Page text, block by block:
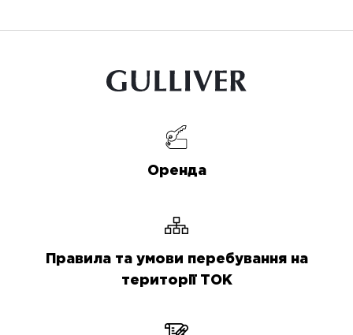
Оренда
Правила та умови перебування на
території ТОК